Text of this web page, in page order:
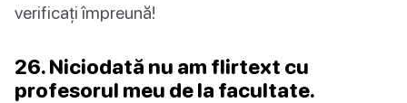
verificați împreună!
26. Niciodată nu am flirtext cu
profesorul meu de la facultate.